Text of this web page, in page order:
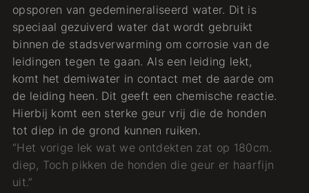
opsporen van gedemineraliseerd water. Dit is
speciaal gezuiverd water dat wordt gebruikt
binnen de stadsverwarming om corrosie van de
leidingen tegen te gaan. Als een leiding lekt,
komt het demiwater in contact met de aarde om
de leiding heen. Dit geeft een chemische reactie.
Hierbij komt een sterke geur vrij die de honden
tot diep in de grond kunnen ruiken.
“Het vorige lek wat we ontdekten zat op 180cm.
diep, Toch pikken de honden die geur er haarfijn
uit.”